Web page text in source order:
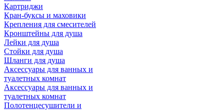
Картриджи
Кран-буксы и маховики
Крепления для смесителей
Кронштейны для душа
Лейки для душа
Стойки для душа
Шланги для душа
Аксессуары для ванных и
туалетных комнат
Аксессуары для ванных и
туалетных комнат
Полотенцесушители и